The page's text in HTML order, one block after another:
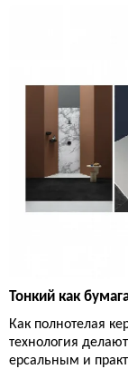
Тонкий как
Как полнотелая
технология
ерсальным и